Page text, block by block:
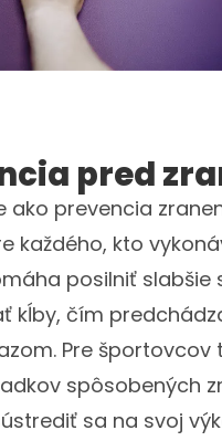
pred
ako prevencia
každého, kto
posilniť slabšie
kĺby, čím
Pre športovcov
spôsobených
sa na svoj